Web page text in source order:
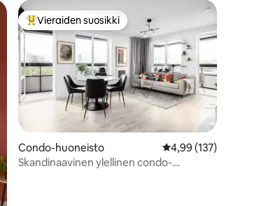
Vieraiden suosikkien parhaimmistoa
Vieraiden suosikki
Condo-huoneisto Keskimääräinen arvio
4,99 (137)
Skandinaavinen ylellinen condo-